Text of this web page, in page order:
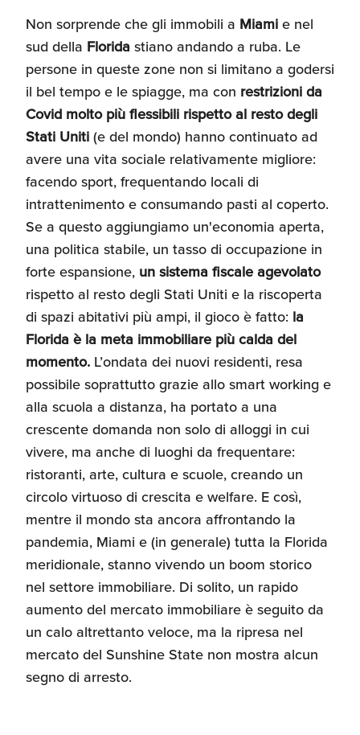
Non sorprende che gli immobili a Miamie nel
sud della Florida stiano andando a ruba. Le
persone in queste zone non si limitano a godersi
il bel tempo e le spiagge, ma con restrizioni da
Covid molto più flessibili rispetto al resto degli
Stati Uniti(e del mondo) hanno continuato ad
avere una vita sociale relativamente migliore:
facendo sport, frequentando locali di
intrattenimento e consumando pasti al coperto.
Se a questo aggiungiamo un'economia aperta,
una politica stabile, un tasso di occupazione in
forte espansione, un sistema fiscale agevolato
rispetto al resto degli Stati Uniti e la riscoperta
di spazi abitativi più ampi, il gioco è fatto: la
Florida è la meta immobiliare più calda del
momento. L’ondata dei nuovi residenti, resa
possibile soprattutto grazie allo smart working e
alla scuola a distanza, ha portato a una
crescente domanda non solo di alloggi in cui
vivere, ma anche di luoghi da frequentare:
ristoranti, arte, cultura e scuole, creando un
circolo virtuoso di crescita e welfare. E così,
mentre il mondo sta ancora affrontando la
pandemia, Miami e (in generale) tutta la Florida
meridionale, stanno vivendo un boom storico
nel settore immobiliare. Di solito, un rapido
aumento del mercato immobiliare è seguito da
un calo altrettanto veloce, ma la ripresa nel
mercato del Sunshine State non mostra alcun
segno di arresto.